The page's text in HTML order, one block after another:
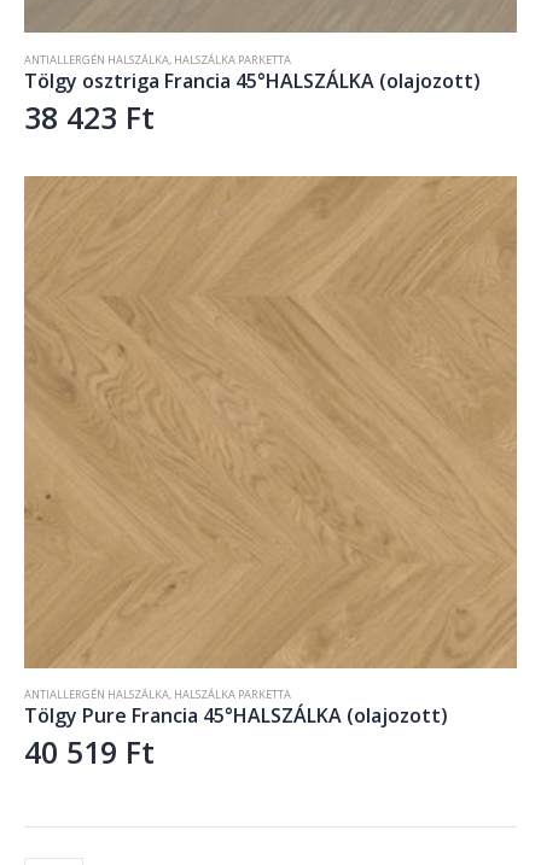
ANTIALLERGÉN HALSZÁLKA, HALSZÁLKA PARKETTA
Tölgy osztriga Francia 45°HALSZÁLKA (olajozott)
38 423 Ft
ANTIALLERGÉN HALSZÁLKA, HALSZÁLKA PARKETTA
Tölgy Pure Francia 45°HALSZÁLKA (olajozott)
40 519 Ft